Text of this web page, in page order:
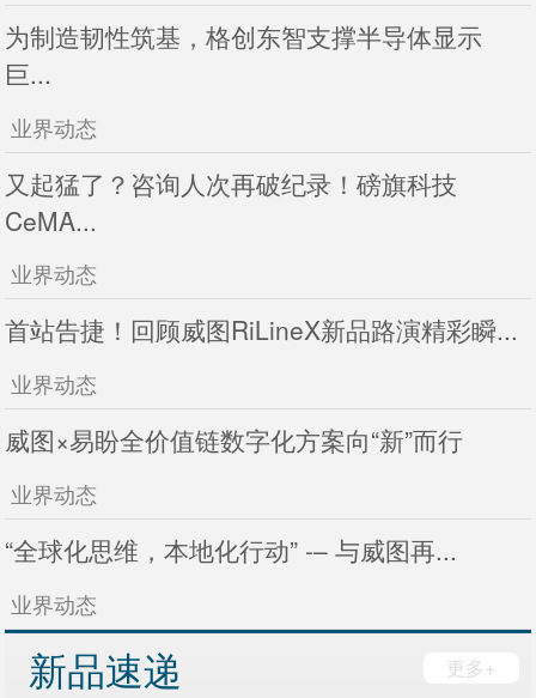
为制造韧性筑基，格创东智支撑半导体显示
巨...
业界动态
又起猛了？咨询人次再破纪录！磅旗科技
CeMA...
业界动态
首站告捷！回顾威图RiLineX新品路演精彩瞬...
业界动态
威图×易盼全价值链数字化方案向“新”而行
业界动态
“全球化思维，本地化行动” -– 与威图再...
业界动态
更多+
新品速递